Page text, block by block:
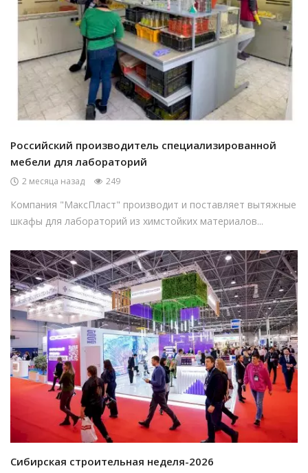
Российский производитель специализированной
мебели для лабораторий
2 месяца назад 249
Компания "МаксПласт" производит и поставляет вытяжные
шкафы для лабораторий из химстойких материалов...
Сибирская строительная неделя-2026